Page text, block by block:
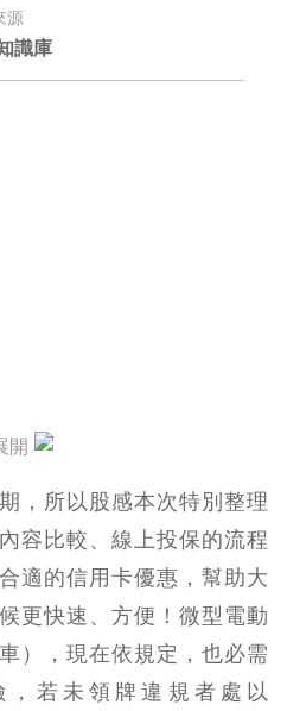
源
識庫
額
有哪些？
保險表
開
，所以股感本次特別整理
容比較、線上投保的流程
適的信用卡優惠，幫助大
更快速、方便！微型電動
），現在依規定，也必需
若未領牌違規者處以